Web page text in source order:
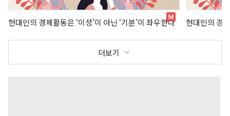
현대인의 경제활동은 ‘이성’이 아닌 ‘기분’이 좌우한다 현대인의 경
더보기